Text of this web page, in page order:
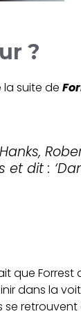
?
la suite de
dit :
que Forrest
dans la